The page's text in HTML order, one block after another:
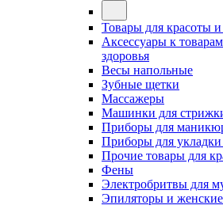
Товары для красоты и
Аксессуары к
здоровья
Весы напольные
Зубные щетки
Массажеры
Машинки для
Приборы для
Приборы для укладки
Прочие товары для
Фены
Электробритвы для
Эпиляторы и